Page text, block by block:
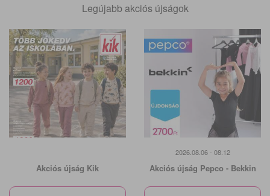
Legújabb akciós újságok
Akciós újság Kik
2026.08.06 - 08.12
Akciós újság Pepco - Bekkin